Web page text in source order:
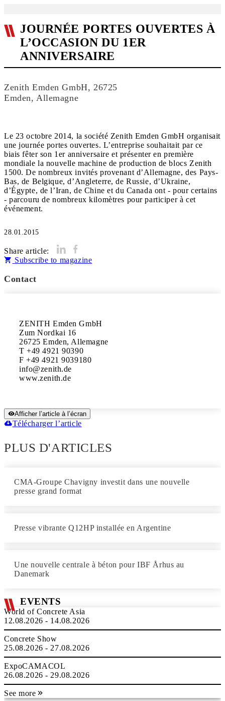
JOURNÉE PORTES OUVERTES À
L’OCCASION DU 1ER
ANNIVERSAIRE
Zenith Emden GmbH, 26725
Emden, Allemagne
Le 23 octobre 2014, la société Zenith Emden GmbH organisait
une journée portes ouvertes. L’entreprise souhaitait par ce
biais fêter son 1er anniversaire et présenter en première
mondiale la nouvelle machine de production de blocs Zenith
1500. De nombreux invités provenant d’Allemagne, des Pays-
Bas, de Belgique, d’Angleterre, de Russie, d’Ukraine,
d’Égypte, de l’Iran, de Chine et du Canada ont - pour certains
- parcouru de nombreux kilomètres pour participer à cet
événement.
28.01.2015
Share article:
Subscribe to magazine
Contact
ZENITH Emden GmbH
Zum Nordkai 16
26725 Emden, Allemagne
T +49 4921 90390
F +49 4921 9039180
info@zenith.de
Afficher l’article à l’écran
Télécharger l’article
PLUS D'ARTICLES
CMA-Groupe Chavigny investit dans une nouvelle
presse grand format
Presse vibrante Q12HP installée en Argentine
Une nouvelle centrale à béton pour IBF Århus au
Danemark
EVENTS
World of Concrete Asia
12.08.2026 - 14.08.2026
Concrete Show
25.08.2026 - 27.08.2026
ExpoCAMACOL
26.08.2026 - 29.08.2026
See more